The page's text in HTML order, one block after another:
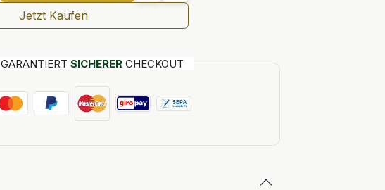
Jetzt Kaufen
GARANTIERT SICHERERCHECKOUT